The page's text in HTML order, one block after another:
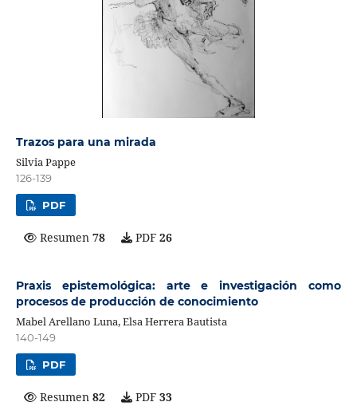
Trazos para una mirada
Silvia Pappe
126-139
PDF
Resumen 78 PDF 26
Praxis epistemológica: arte e investigación como
procesos de producción de conocimiento
Mabel Arellano Luna, Elsa Herrera Bautista
140-149
PDF
Resumen 82 PDF 33